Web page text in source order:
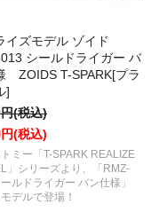
イズモデル ゾイド
シールドライガー バ
ZOIDS T-SPARK[プラ
]
(税込)
(税込)
ミー「T-SPARK REALIZE
」シリーズより、「RMZ-
ルドライガー バン仕様」
デルで登場！